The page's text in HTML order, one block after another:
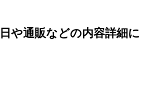
や通販などの内容詳細に